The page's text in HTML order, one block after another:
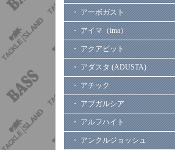
・ アーボガスト
・ アイマ（ima）
・ アクアビット
・ アダスタ (ADUSTA)
・ アチック
・ アブガルシア
・ アルフハイト
・ アンクルジョッシュ